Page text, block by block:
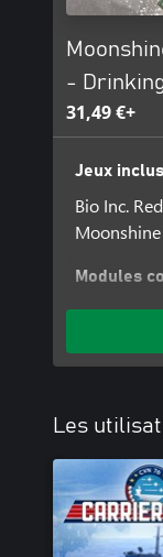
-
31,49 €+
Jeux inclus
Bio Inc.
Moonshine
Modules
Moonshine
Les